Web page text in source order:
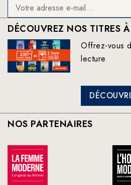
DÉCOUVREZ NOS TITRES
Offrez-vous
lecture
NOS PARTENAIRES